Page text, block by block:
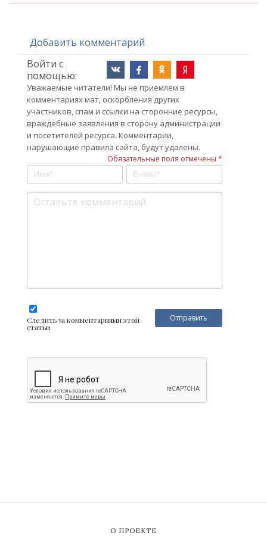
Добавить комментарий
Войти с
помощью:
Уважаемые читатели! Мы не приемлем в
комментариях мат, оскорбления других
участников, спам и ссылки на сторонние ресурсы,
враждебные заявления в сторону администрации
и посетителей ресурса. Комментарии,
нарушающие правила сайта, будут удалены.
Обязательные поля отмечены *
Следить за комментариями этой
статьи
О ПРОЕКТЕ